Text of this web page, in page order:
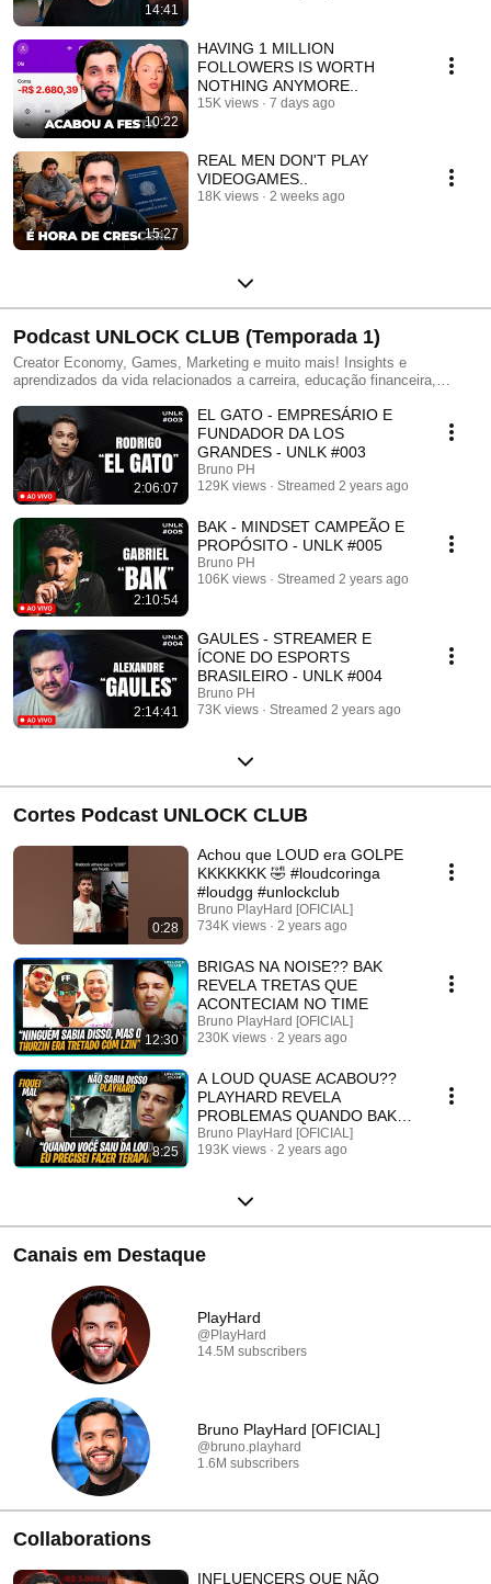
14:41
10:22
HAVING 1 MILLION
FOLLOWERS IS WORTH
NOTHING ANYMORE..
15K views 7 days ago
15:27
REAL MEN DON'T PLAY
VIDEOGAMES..
18K views 2 weeks ago
Podcast UNLOCK CLUB (Temporada 1)
Creator Economy, Games, Marketing e muito mais! Insights e
aprendizados da vida relacionados a carreira, educação financeira,
referência em suas áreas para uma conversa de alto nível sobre suas
principais viradas de chave.
2:06:07
EL GATO - EMPRESÁRIO E
FUNDADOR DA LOS
GRANDES - UNLK #003
Bruno PH
129K views
Streamed 2 years ago
2:10:54
BAK - MINDSET CAMPEÃO E
PROPÓSITO - UNLK #005
Bruno PH
106K views
Streamed 2 years ago
2:14:41
GAULES - STREAMER E
ÍCONE DO ESPORTS
BRASILEIRO - UNLK #004
Bruno PH
73K views
Streamed 2 years ago
Cortes Podcast UNLOCK CLUB
0:28
Achou que LOUD era GOLPE
KKKKKKK 🤣 #loudcoringa
#loudgg #unlockclub
Bruno PlayHard [OFICIAL]
734K views
2 years ago
12:30
BRIGAS NA NOISE?? BAK
REVELA TRETAS QUE
ACONTECIAM NO TIME
Bruno PlayHard [OFICIAL]
230K views
2 years ago
8:25
A LOUD QUASE ACABOU??
PLAYHARD REVELA
PROBLEMAS QUANDO BAK
SAIU!!
Bruno PlayHard [OFICIAL]
193K views
2 years ago
Canais em Destaque
PlayHard
@PlayHard
14.5M subscribers
Bruno PlayHard [OFICIAL]
@bruno.playhard
1.6M subscribers
Collaborations
INFLUENCERS QUE NÃO